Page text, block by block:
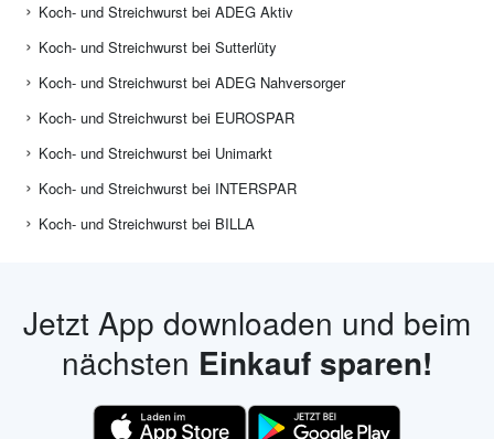
Koch- und Streichwurst bei ADEG Aktiv
Koch- und Streichwurst bei Sutterlüty
Koch- und Streichwurst bei ADEG Nahversorger
Koch- und Streichwurst bei EUROSPAR
Koch- und Streichwurst bei Unimarkt
Koch- und Streichwurst bei INTERSPAR
Koch- und Streichwurst bei BILLA
Jetzt App downloaden und beim
nächsten Einkauf sparen!